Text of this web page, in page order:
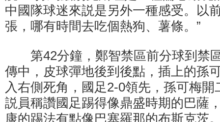
中國隊球迷來説是另外一種感受。以
張，哪有時間去吃個熱狗、薯條。”
第42分鐘，鄭智禁區前分球到禁
傳中，皮球彈地後到後點，插上的孫
入右側死角，國足2-0領先，孫可梅
説員稱讚國足踢得像鼎盛時期的巴薩
康的踢法有點像巴塞羅那的布斯克茨